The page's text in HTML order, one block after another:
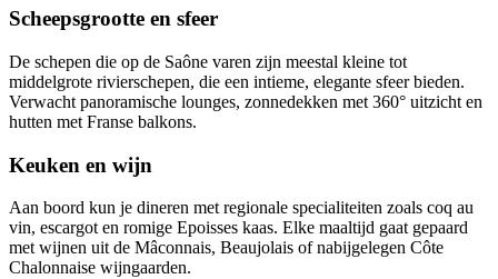
Scheepsgrootte en sfeer
De schepen die op de Saône varen zijn meestal kleine tot
middelgrote rivierschepen, die een intieme, elegante sfeer bieden.
Verwacht panoramische lounges, zonnedekken met 360° uitzicht en
hutten met Franse balkons.
Keuken en wijn
Aan boord kun je dineren met regionale specialiteiten zoals coq au
vin, escargot en romige Epoisses kaas. Elke maaltijd gaat gepaard
met wijnen uit de Mâconnais, Beaujolais of nabijgelegen Côte
Chalonnaise wijngaarden.